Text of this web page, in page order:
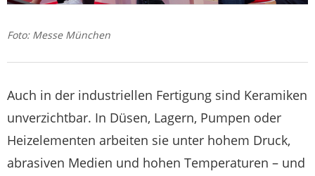
Foto: Messe München
Auch in der industriellen Fertigung sind Keramiken
unverzichtbar. In Düsen, Lagern, Pumpen oder
Heizelementen arbeiten sie unter hohem Druck,
abrasiven Medien und hohen Temperaturen – und